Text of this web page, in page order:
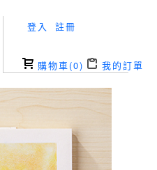
登入 註冊
購物車(0) 我的訂單